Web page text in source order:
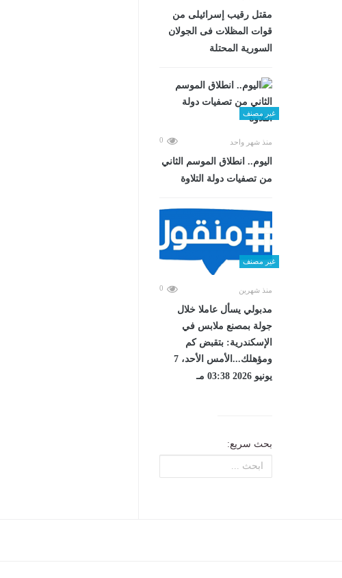
مقتل رقيب إسرائيلى من
قوات المظلات فى الجولان
السورية المحتلة
غير مصنف
منذ شهر واحد 0
اليوم.. انطلاق الموسم الثاني
من تصفيات دولة التلاوة
غير مصنف
منذ شهرين 0
مدبولي يسأل عاملا خلال
جولة بمصنع ملابس في
الإسكندرية: بتقبض كم
ومؤهلك...الأمس الأحد، 7
يونيو 2026 03:38 مـ
بحث سريع: